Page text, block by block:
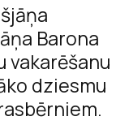
Barona
vakarēšanu
dziesmu